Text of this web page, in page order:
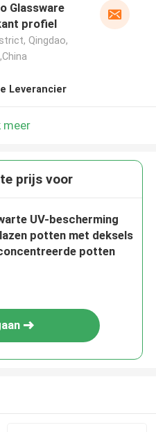
Glassware
profiel
Qingdao,
Leverancier
meer
prijs voor
UV-bescherming
potten met deksels
potten